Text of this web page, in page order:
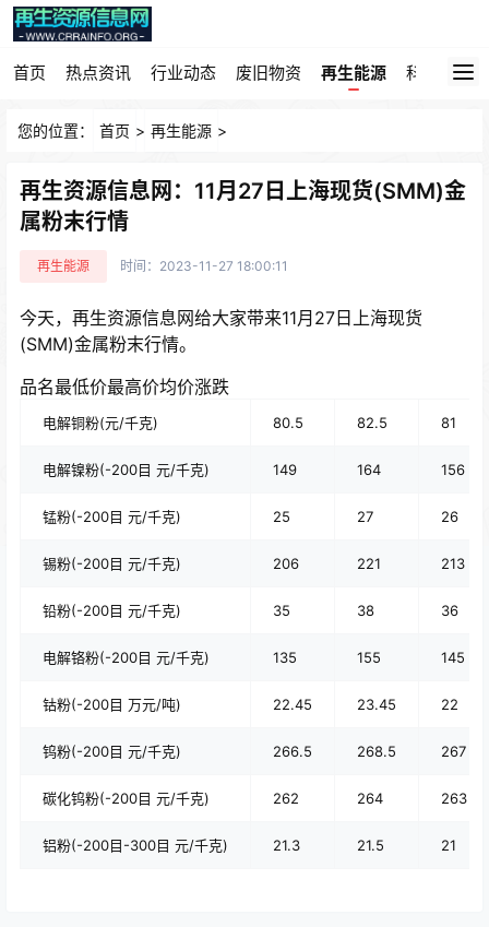
首页 热点资讯 行业动态 废旧物资 再生能源 科技园地
您的位置： 首页 > 再生能源 >
再生资源信息网：11月27日上海现货(SMM)金
属粉末行情
再生能源 时间：2023-11-27 18:00:11
今天，再生资源信息网给大家带来11月27日上海现货
(SMM)金属粉末行情。
品名最低价最高价均价涨跌
电解铜粉(元/千克) 80.5 82.5 81
电解镍粉(-200目 元/千克) 149 164 156
锰粉(-200目 元/千克) 25 27 26
锡粉(-200目 元/千克) 206 221 213
铅粉(-200目 元/千克) 35 38 36
电解铬粉(-200目 元/千克) 135 155 145
钴粉(-200目 万元/吨) 22.45 23.45 22
钨粉(-200目 元/千克) 266.5 268.5 267
碳化钨粉(-200目 元/千克) 262 264 263
铝粉(-200目-300目 元/千克) 21.3 21.5 21